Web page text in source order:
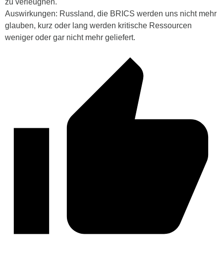
Auswirkungen: Russland, die BRICS werden uns nicht mehr
glauben, kurz oder lang werden kritische Ressourcen
weniger oder gar nicht mehr geliefert.